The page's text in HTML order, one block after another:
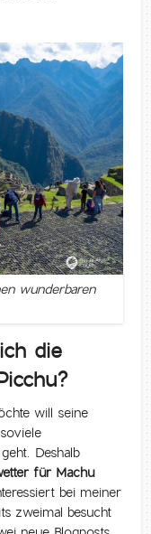
wunderbaren
die
will seine
Deshalb
für Machu
bei meiner
zweimal besucht